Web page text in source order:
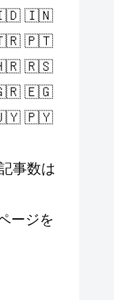
🇮🇳
🇵🇹
🇷🇸
🇪🇬
🇵🇾
事数は
ージを